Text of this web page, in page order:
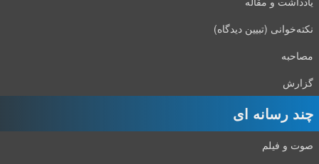
نکته‌خوانی (تبیین دیدگاه)
مصاحبه
گزارش
چند رسانه ای
صوت و فیلم